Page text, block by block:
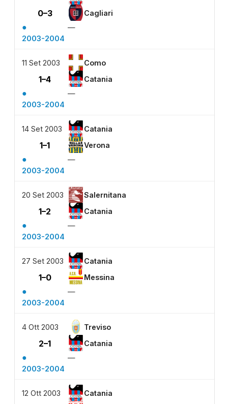
0–3 Cagliari
●
—
2003-2004
11 Set 2003 Como
1–4 Catania
●
—
2003-2004
14 Set 2003 Catania
1–1 Verona
●
—
2003-2004
20 Set 2003 Salernitana
1–2 Catania
●
—
2003-2004
27 Set 2003 Catania
1–0 Messina
●
—
2003-2004
4 Ott 2003 Treviso
2–1 Catania
●
—
2003-2004
12 Ott 2003 Catania